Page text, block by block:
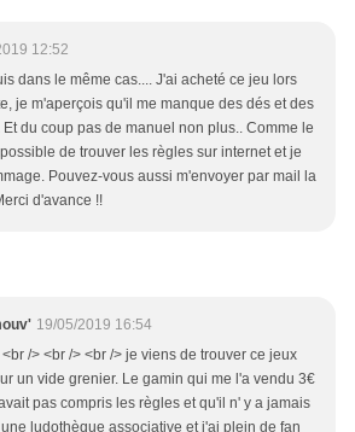
12:52
dans le même cas.... J'ai acheté ce jeu lors
je m'aperçois qu'il me manque des dés et des
Et du coup pas de manuel non plus.. Comme le
de trouver les règles sur internet et je
Pouvez-vous aussi m'envoyer par mail la
d'avance !!
19/05/2019 16:54
/> <br /> <br /> je viens de trouver ce jeux
un vide grenier. Le gamin qui me l'a vendu 3€
pas compris les règles et qu'il n' y a jamais
ludothèque associative et j'ai plein de fan